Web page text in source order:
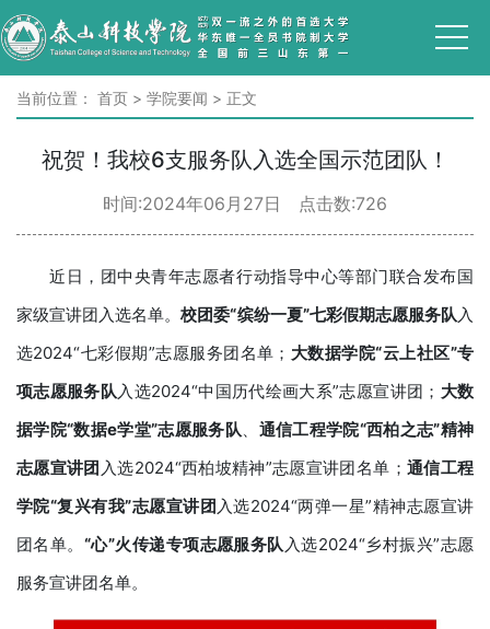
当前位置： 首页 > 学院要闻 > 正文
祝贺！我校6支服务队入选全国示范团队！
时间:2024年06月27日 点击数:726
近日，团中央青年志愿者行动指导中心等部门联合发布国
家级宣讲团入选名单。校团委“缤纷一夏”七彩假期志愿服务队入
选2024“七彩假期”志愿服务团名单； 大数据学院“云上社区”专
项志愿服务队入选2024“中国历代绘画大系”志愿宣讲团； 大数
据学院“数据e学堂”志愿服务队、 通信工程学院“西柏之志”精神
志愿宣讲团 入选2024“西柏坡精神”志愿宣讲团名单； 通信工程
学院“复兴有我”志愿宣讲团入选2024“两弹一星”精神志愿宣讲
团名单。 “心”火传递专项志愿服务队入选2024“乡村振兴”志愿
服务宣讲团名单。